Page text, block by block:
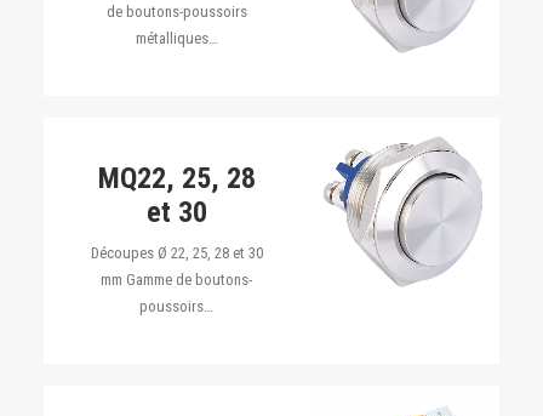
de boutons-poussoirs
métalliques…
MQ22, 25, 28
et 30
Découpes Ø 22, 25, 28 et 30
mm Gamme de boutons-
poussoirs…